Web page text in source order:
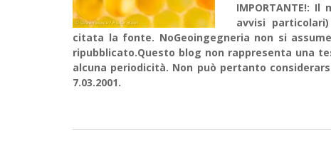
IMPORTANTE!:
avvisi
citata la fonte. NoGeoingegneria non si
ripubblicato.Questo blog non rappresenta una
alcuna periodicità. Non può pertanto
7.03.2001.